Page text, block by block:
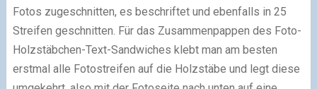
Fotos zugeschnitten, es beschriftet und ebenfalls in 25
Streifen geschnitten. Für das Zusammenpappen des Foto-
Holzstäbchen-Text-Sandwiches klebt man am besten
erstmal alle Fotostreifen auf die Holzstäbe und legt diese